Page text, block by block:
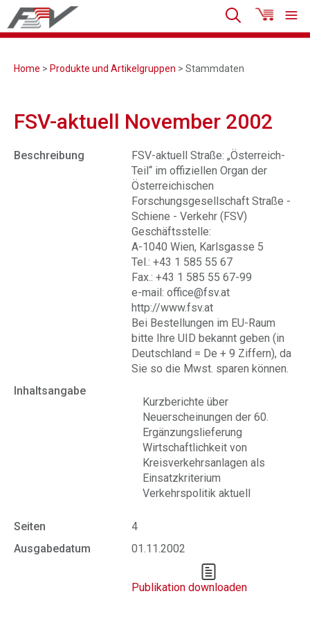
Home > Produkte und Artikelgruppen > Stammdaten
FSV-aktuell November 2002
Beschreibung
FSV-aktuell Straße: „Österreich-
Teil“ im offiziellen Organ der
Österreichischen
Forschungsgesellschaft Straße -
Schiene - Verkehr (FSV)
Geschäftsstelle:
A-1040 Wien, Karlsgasse 5
Tel.: +43 1 585 55 67
Fax.: +43 1 585 55 67-99
e-mail: office@fsv.at
http://www.fsv.at
Bei Bestellungen im EU-Raum
bitte Ihre UID bekannt geben (in
Deutschland = De + 9 Ziffern), da
Sie so die Mwst. sparen können.
Inhaltsangabe
Kurzberichte über
Neuerscheinungen der 60.
Ergänzungslieferung
Wirtschaftlichkeit von
Kreisverkehrsanlagen als
Einsatzkriterium
Verkehrspolitik aktuell
Seiten
4
Ausgabedatum
01.11.2002
Publikation downloaden